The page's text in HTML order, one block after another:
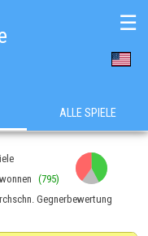
☰
ALLE SPIELE
(795)
Gegnerbewertung